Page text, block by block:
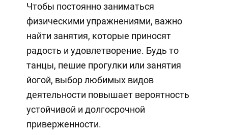
Чтобы постоянно заниматься
физическими упражнениями, важно
найти занятия, которые приносят
радость и удовлетворение. Будь то
танцы, пешие прогулки или занятия
йогой, выбор любимых видов
деятельности повышает вероятность
устойчивой и долгосрочной
приверженности.